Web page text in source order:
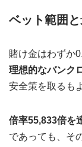
ベット範囲
賭け金はわずか
理想的なバンク
安全策を取るも
倍率55,833倍を
であっても、そ